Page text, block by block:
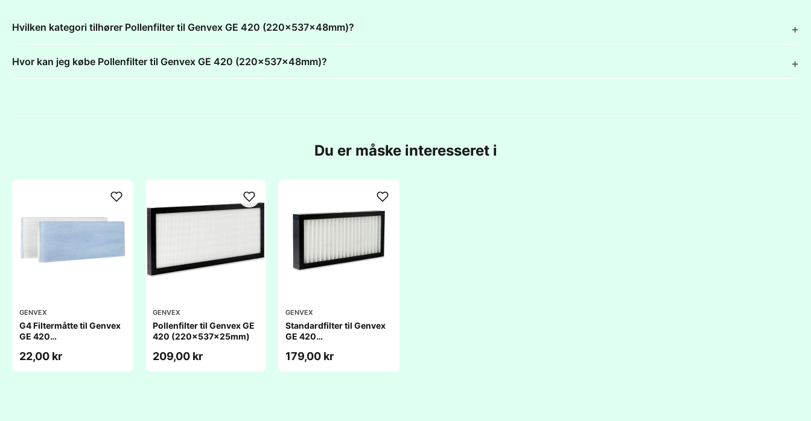
Hvilken kategori tilhører Pollenfilter til Genvex GE 420 (220x537x48mm)?
Hvor kan jeg købe Pollenfilter til Genvex GE 420 (220x537x48mm)?
Du er måske interesseret i
GENVEX
G4 Filtermåtte til Genvex
GE 420
22,00 kr
GENVEX
Pollenfilter til Genvex GE
420 (220x537x25mm)
209,00 kr
GENVEX
Standardfilter til Genvex
GE 420
179,00 kr